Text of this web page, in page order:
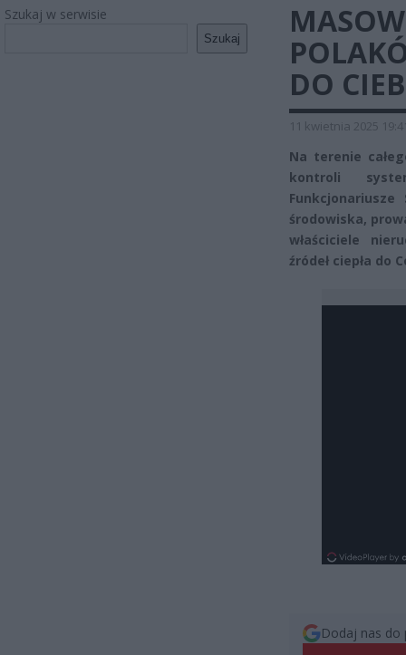
Szukaj w serwisie
Szukaj
DO
11 kwietnia 2025
Na terenie
kontroli
środowiska,
właściciele
źródeł ciepła do
Dodaj nas do